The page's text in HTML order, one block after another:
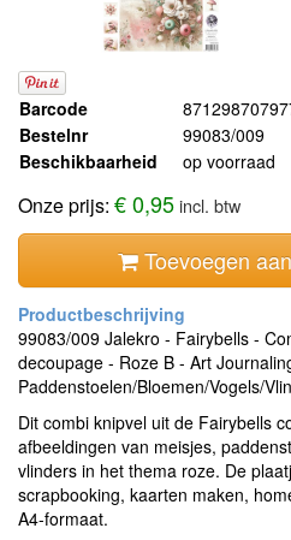
Barcode
Bestelnr
99083/009
Beschikbaarheid
op voorraad
Onze prijs: € 0,95incl. btw
Toevoegen
99083/009 Jalekro - Fairybells -
decoupage - Roze B - Art
Paddenstoelen/Bloemen/Vogels/
Dit combi knipvel uit de Fairybells
afbeeldingen van meisjes,
vlinders in het thema roze. De
scrapbooking, kaarten maken,
A4-formaat.